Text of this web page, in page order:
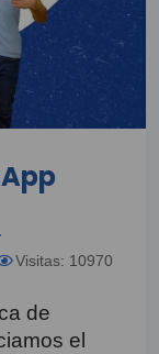
Visitas: 10970
de
el